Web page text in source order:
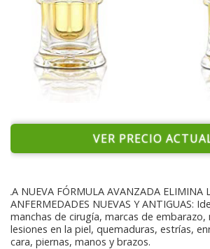
VER PRECIO
LA NUEVA FÓRMULA AVANZADA ELIMINA
ANFERMEDADES NUEVAS Y ANTIGUAS:
manchas de cirugía, marcas de embarazo,
lesiones en la piel, quemaduras, estrías,
cara, piernas, manos y brazos.